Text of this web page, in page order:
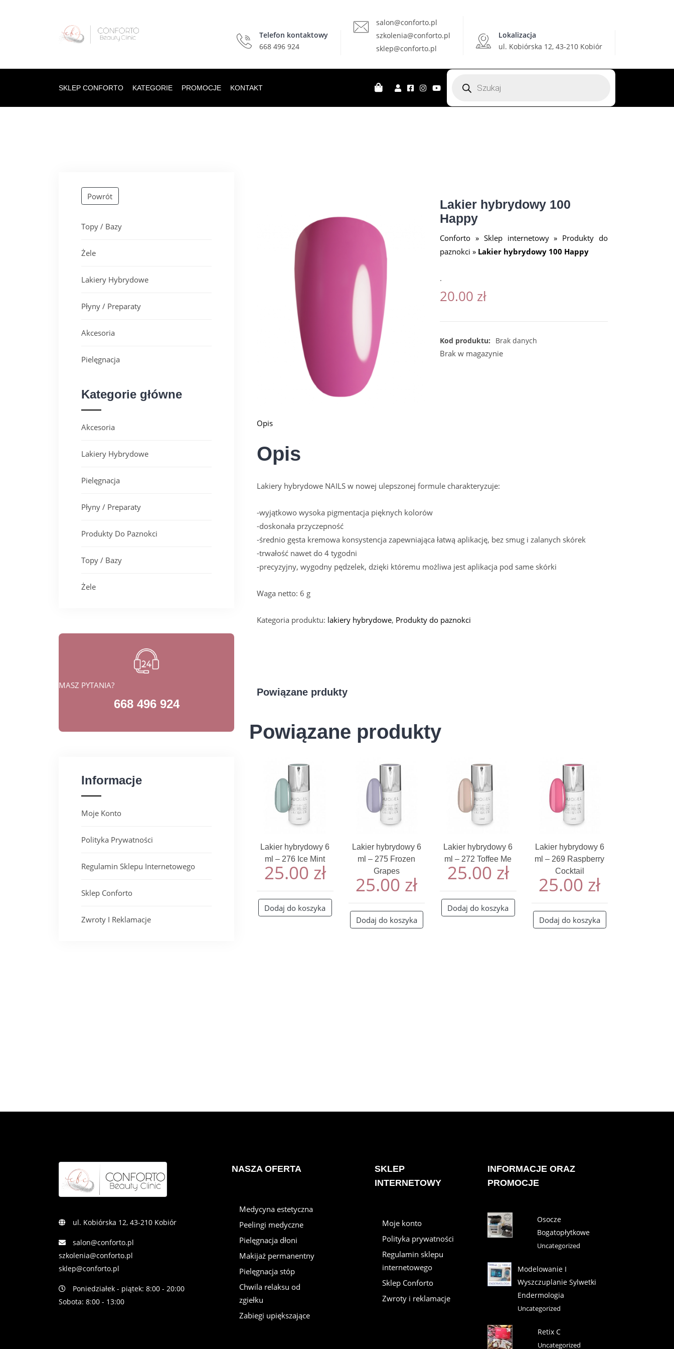
Telefon kontaktowy
668 496 924
salon@conforto.pl
szkolenia@conforto.pl
sklep@conforto.pl
Lokalizacja
ul. Kobiórska 12, 43-210 Kobiór
SKLEP CONFORTO KATEGORIE PROMOCJE KONTAKT
produktów
Powrót
Topy / Bazy
Żele
Lakiery Hybrydowe
Płyny / Preparaty
Akcesoria
Pielęgnacja
Kategorie główne
Akcesoria
Lakiery Hybrydowe
Pielęgnacja
Płyny / Preparaty
Produkty Do Paznokci
Topy / Bazy
Żele
MASZ PYTANIA?
668 496 924
Informacje
Moje Konto
Polityka Prywatności
Regulamin Sklepu Internetowego
Sklep Conforto
Zwroty I Reklamacje
Lakier hybrydowy 100
Happy
Conforto » Sklep internetowy» Produkty do
paznokci » Lakier hybrydowy 100 Happy
.
20.00 zł
Kod produktu: Brak danych
Brak w magazynie
Opis
Opis
Lakiery hybrydowe NAILS w nowej ulepszonej formule charakteryzuje:
-wyjątkowo wysoka pigmentacja pięknych kolorów
-doskonała przyczepność
-średnio gęsta kremowa konsystencja zapewniająca łatwą aplikację, bez smug i zalanych skórek
-trwałość nawet do 4 tygodni
-precyzyjny, wygodny pędzelek, dzięki któremu możliwa jest aplikacja pod same skórki
Waga netto: 6 g
Kategoria produktu: lakiery hybrydowe, Produkty do paznokci
Powiązane prdukty
Powiązane produkty
Lakier hybrydowy 6
ml – 276 Ice Mint
25.00 zł
Dodaj do koszyka
Lakier hybrydowy 6
ml – 275 Frozen
Grapes
25.00 zł
Dodaj do koszyka
Lakier hybrydowy 6
ml – 272 Toffee Me
25.00 zł
Dodaj do koszyka
Lakier hybrydowy 6
ml – 269 Raspberry
Cocktail
25.00 zł
Dodaj do koszyka
ul. Kobiórska 12, 43-210 Kobiór
salon@conforto.pl
szkolenia@conforto.pl
sklep@conforto.pl
Poniedziałek - piątek: 8:00 - 20:00
Sobota: 8:00 - 13:00
NASZA OFERTA
Medycyna estetyczna
Peelingi medyczne
Pielęgnacja dłoni
Makijaż permanentny
Pielęgnacja stóp
Chwila relaksu od
zgiełku
Zabiegi upiększające
SKLEP
INTERNETOWY
Moje konto
Polityka prywatności
Regulamin sklepu
internetowego
Sklep Conforto
Zwroty i reklamacje
INFORMACJE ORAZ
PROMOCJE
Osocze
Bogatopłytkowe
Uncategorized
Modelowanie I
Wyszczuplanie Sylwetki
Endermologia
Uncategorized
Retix C
Uncategorized